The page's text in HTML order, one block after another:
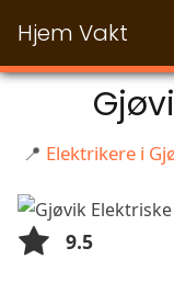
Hjem Vakt
📍 Elektrikere i
9.5